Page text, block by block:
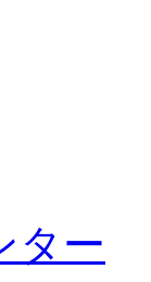
ター